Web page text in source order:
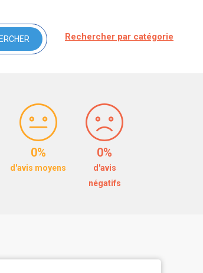
Rechercher par catégorie
0%
d'avis moyens
0%
d'avis
négatifs